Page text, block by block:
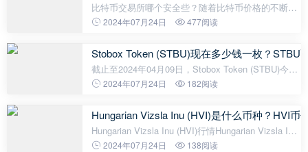
比特币交易所哪个安全些？随着比特币价格的不断攀
升，越来越多的人开始关注比特币交易所，而在众多
比特币交易所的比较：1. Coinbase作
2024年07月24日 477阅读
Stobox Token (STBU)现在多少钱一枚？STBU
截止至2024年04月09日，Stobox Token (STBU)今日
实时最新价格是0.2311美元，约等于人民币1.67元。
最低价$0.2288美元，24H成交额$714,
2024年07月24日 182阅读
Hungarian Vizsla Inu (HVI)是什么币种？HVI币
Hungarian Vizsla Inu (HVI)行情Hungarian Vizsla Inu
(HVI) 最新的价格是 $0.0000000000001027，24 小时
2024年07月24日 138阅读